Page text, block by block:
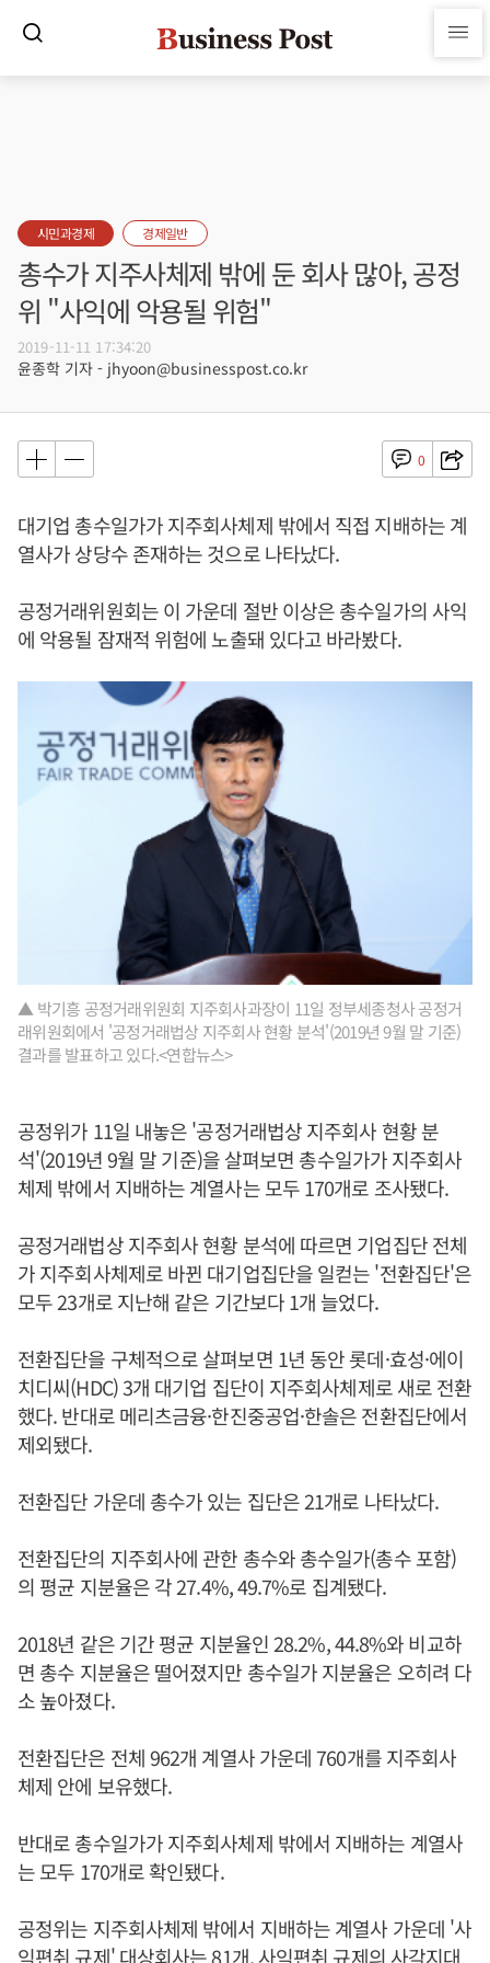
시민과경제 경제일반
총수가 지주사체제 밖에 둔 회사 많아, 공정
위 "사익에 악용될 위험"
2019-11-11 17:34:20
윤종학 기자 - jhyoon@businesspost.co.kr
0
대기업 총수일가가 지주회사체제 밖에서 직접 지배하는 계
열사가 상당수 존재하는 것으로 나타났다.
공정거래위원회는 이 가운데 절반 이상은 총수일가의 사익
에 악용될 잠재적 위험에 노출돼 있다고 바라봤다.
▲ 박기흥 공정거래위원회 지주회사과장이 11일 정부세종청사 공정거
래위원회에서 '공정거래법상 지주회사 현황 분석'(2019년 9월 말 기준)
결과를 발표하고 있다.<연합뉴스>
공정위가 11일 내놓은 '공정거래법상 지주회사 현황 분
석'(2019년 9월 말 기준)을 살펴보면 총수일가가 지주회사
체제 밖에서 지배하는 계열사는 모두 170개로 조사됐다.
공정거래법상 지주회사 현황 분석에 따르면 기업집단 전체
가 지주회사체제로 바뀐 대기업집단을 일컫는 '전환집단'은
모두 23개로 지난해 같은 기간보다 1개 늘었다.
전환집단을 구체적으로 살펴보면 1년 동안 롯데·효성·에이
치디씨(HDC) 3개 대기업 집단이 지주회사체제로 새로 전환
했다. 반대로 메리츠금융·한진중공업·한솔은 전환집단에서
제외됐다.
전환집단 가운데 총수가 있는 집단은 21개로 나타났다.
전환집단의 지주회사에 관한 총수와 총수일가(총수 포함)
의 평균 지분율은 각 27.4%, 49.7%로 집계됐다.
2018년 같은 기간 평균 지분율인 28.2%, 44.8%와 비교하
면 총수 지분율은 떨어졌지만 총수일가 지분율은 오히려 다
소 높아졌다.
전환집단은 전체 962개 계열사 가운데 760개를 지주회사
체제 안에 보유했다.
반대로 총수일가가 지주회사체제 밖에서 지배하는 계열사
는 모두 170개로 확인됐다.
공정위는 지주회사체제 밖에서 지배하는 계열사 가운데 '사
익편취 규제' 대상회사는 81개, 사익편취 규제의 사각지대